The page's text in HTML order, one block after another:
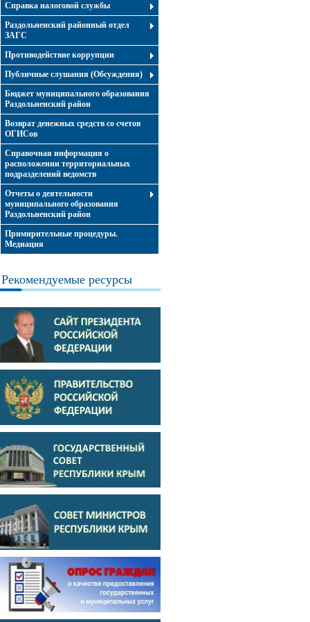
Справка налоговой службы
Раздольненский районный отдел
ЗАГС
Противодействие коррупции
Публичные слушания (Обсуждения)
Бюджет муниципального образования
Раздольненский район
Возврат денежных средств со счетов
ОГИСов
Справочная информация о
расположении территориальных
подразделений ведомств
Отчеты о деятельности
муниципального образования
Раздольненский район
Примирительные процедуры.
Медиация
Рекомендуемые ресурсы